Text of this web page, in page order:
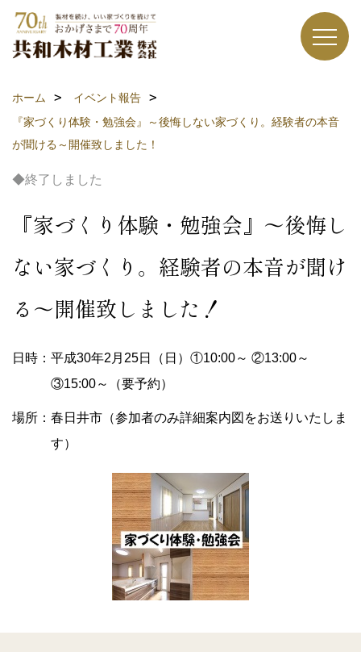
ホーム
イベント報告
『家づくり体験・勉強会』～後悔しない家づくり。経験者の本音
が聞ける～開催致しました！
◆終了しました
『家づくり体験・勉強会』～後悔し
ない家づくり。経験者の本音が聞け
る～開催致しました！
日時：平成30年2月25日（日）①10:00～ ②13:00～
③15:00～（要予約）
場所：春日井市（参加者のみ詳細案内図をお送りいたしま
す）